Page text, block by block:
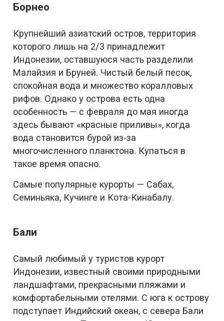
Борнео
Крупнейший азиатский остров, территория
которого лишь на 2/3 принадлежит
Индонезии, оставшуюся часть разделили
Малайзия и Бруней. Чистый белый песок,
спокойная вода и множество коралловых
рифов. Однако у острова есть одна
особенность — с февраля до мая иногда
здесь бывают «красные приливы», когда
вода становится бурой из-за
многочисленного планктона. Купаться в
такое время опасно.
Самые популярные курорты — Сабах,
Семиньяка, Кучинге и Кота-Кинабалу.
Бали
Самый любимый у туристов курорт
Индонезии, известный своими природными
ландшафтами, прекрасными пляжами и
комфортабельными отелями. С юга к острову
подступает Индийский океан, с севера Бали